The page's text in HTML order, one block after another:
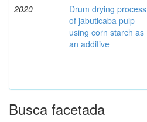
2020
Drum drying process
of jabuticaba pulp
using corn starch as
an additive
Busca facetada